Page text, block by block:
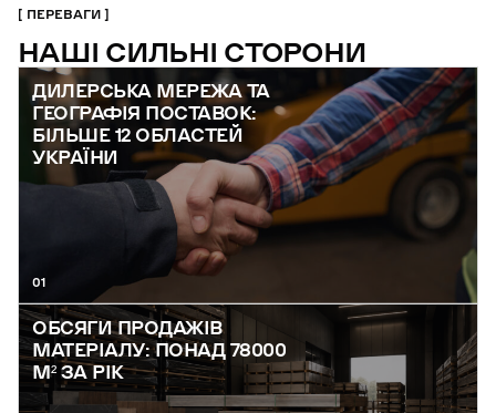
ПЕРЕВАГИ
НАШІ СИЛЬНІ СТОРОНИ
ДИЛЕРСЬКА МЕРЕЖА ТА
ГЕОГРАФІЯ ПОСТАВОК:
БІЛЬШЕ 12 ОБЛАСТЕЙ
УКРАЇНИ
01
ОБСЯГИ ПРОДАЖІВ
МАТЕРІАЛУ: ПОНАД 78000
М² ЗА РІК